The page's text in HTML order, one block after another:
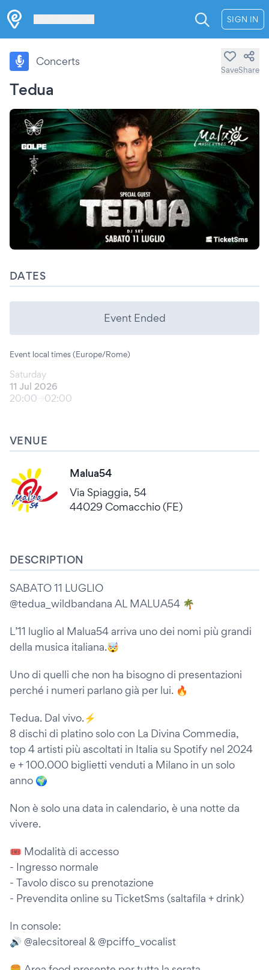
SIGN IN
Tedua
Concerts
SaveShare
DATES
Event Ended
Event local times (Europe/Rome)
Saturday
11 Jul 2026
20:00
02:00
VENUE
Malua54
Via Spiaggia, 54
44029 Comacchio (FE)
DESCRIPTION
SABATO 11 LUGLIO
@tedua_wildbandana AL MALUA54 🌴
L’11 luglio al Malua54 arriva uno dei nomi più grandi
della musica italiana.🤯
Uno di quelli che non ha bisogno di presentazioni
perché i numeri parlano già per lui. 🔥
Tedua. Dal vivo.⚡️
8 dischi di platino solo con La Divina Commedia,
top 4 artisti più ascoltati in Italia su Spotify nel 2024
e + 100.000 biglietti venduti a Milano in un solo
anno 🌍
Non è solo una data in calendario, è una notte da
vivere.
🎟 Modalità di accesso
- Ingresso normale
- ⁠Tavolo disco su prenotazione
- ⁠Prevendita online su TicketSms (saltafila + drink)
In console:
🔊 @alecsitoreal & @pciffo_vocalist